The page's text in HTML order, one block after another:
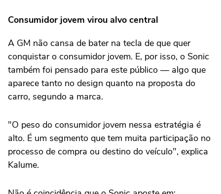
Consumidor jovem virou alvo central
A GM não cansa de bater na tecla de que quer
conquistar o consumidor jovem. E, por isso, o Sonic
também foi pensado para este público — algo que
aparece tanto no design quanto na proposta do
carro, segundo a marca.
"O peso do consumidor jovem nessa estratégia é
alto. É um segmento que tem muita participação no
processo de compra ou destino do veículo", explica
Kalume.